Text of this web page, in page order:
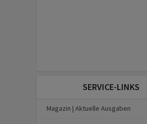
SERVICE-LINKS
Magazin | Aktuelle Ausgaben